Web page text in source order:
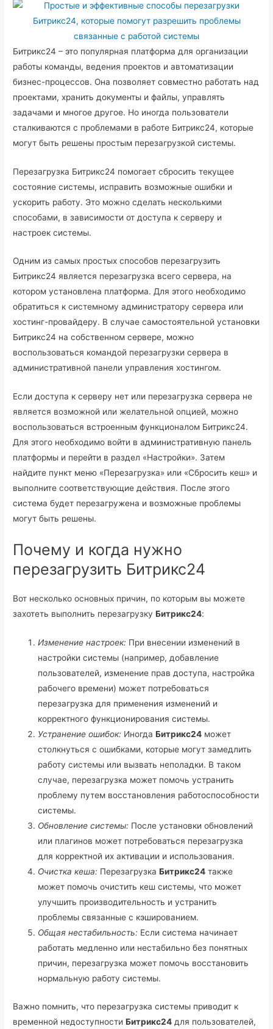
Битрикс24 – это популярная платформа для организации
работы команды, ведения проектов и автоматизации
бизнес-процессов. Она позволяет совместно работать над
проектами, хранить документы и файлы, управлять
задачами и многое другое. Но иногда пользователи
сталкиваются с проблемами в работе Битрикс24, которые
могут быть решены простым перезагрузкой системы.
Перезагрузка Битрикс24 помогает сбросить текущее
состояние системы, исправить возможные ошибки и
ускорить работу. Это можно сделать несколькими
способами, в зависимости от доступа к серверу и
настроек системы.
Одним из самых простых способов перезагрузить
Битрикс24 является перезагрузка всего сервера, на
котором установлена платформа. Для этого необходимо
обратиться к системному администратору сервера или
хостинг-провайдеру. В случае самостоятельной установки
Битрикс24 на собственном сервере, можно
воспользоваться командой перезагрузки сервера в
административной панели управления хостингом.
Если доступа к серверу нет или перезагрузка сервера не
является возможной или желательной опцией, можно
воспользоваться встроенным функционалом Битрикс24.
Для этого необходимо войти в административную панель
платформы и перейти в раздел «Настройки». Затем
найдите пункт меню «Перезагрузка» или «Сбросить кеш» и
выполните соответствующие действия. После этого
система будет перезагружена и возможные проблемы
могут быть решены.
Почему и когда нужно
перезагрузить Битрикс24
Вот несколько основных причин, по которым вы можете
захотеть выполнить перезагрузкуБитрикс24:
Изменение настроек: При внесении изменений в
настройки системы (например, добавление
пользователей, изменение прав доступа, настройка
рабочего времени) может потребоваться
перезагрузка для применения изменений и
корректного функционирования системы.
Устранение ошибок: ИногдаБитрикс24 может
столкнуться с ошибками, которые могут замедлить
работу системы или вызвать неполадки. В таком
случае, перезагрузка может помочь устранить
проблему путем восстановления работоспособности
системы.
Обновление системы: После установки обновлений
или плагинов может потребоваться перезагрузка
для корректной их активации и использования.
Очистка кеша: ПерезагрузкаБитрикс24 также
может помочь очистить кеш системы, что может
улучшить производительность и устранить
проблемы связанные с кэшированием.
Общая нестабильность: Если система начинает
работать медленно или нестабильно без понятных
причин, перезагрузка может помочь восстановить
нормальную работу системы.
Важно помнить, что перезагрузка системы приводит к
временной недоступностиБитрикс24 для пользователей,